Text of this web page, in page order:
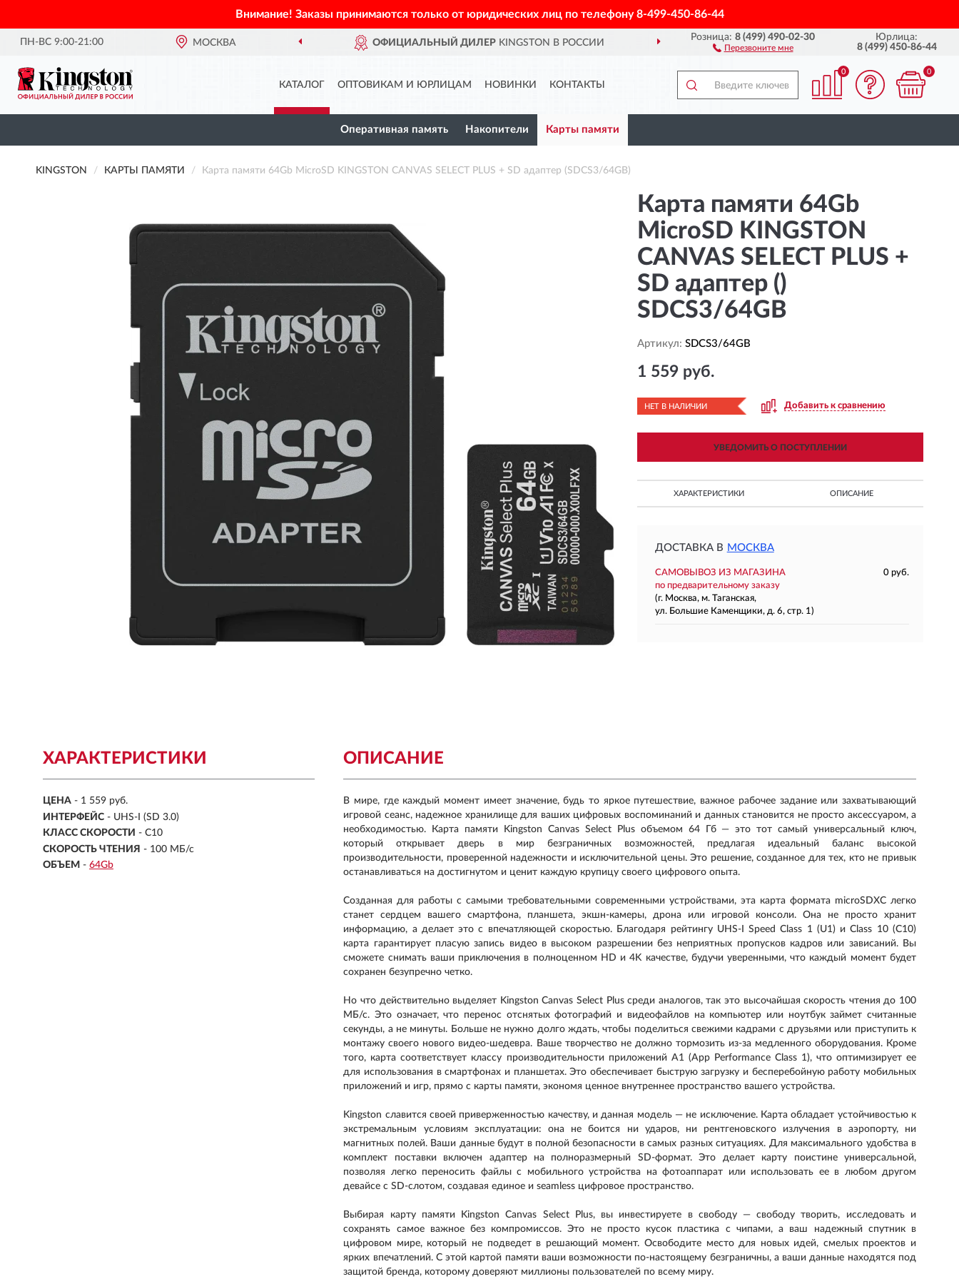
Внимание! Заказы принимаются только от юридических лиц по телефону8-499-450-86-44
ПН-ВС 9:00-21:00 МОСКВА ОФИЦИАЛЬНЫЙ ДИЛЕРKINGSTON В РОССИИ ДОСТАВИМ ПО ВСЕЙ РОССИИ
Розница:8 (499) 490-02-30
Перезвоните мне
Юрлица:
8 (499) 450-86-44
КАТАЛОГ ОПТОВИКАМ И ЮРЛИЦАМ НОВИНКИ КОНТАКТЫ
0 0
Оперативная память Накопители Карты памяти
KINGSTON КАРТЫ ПАМЯТИ Карта памяти 64Gb MicroSD KINGSTON CANVAS SELECT PLUS + SD адаптер (SDCS3/64GB)
Карта памяти 64Gb
MicroSD KINGSTON
CANVAS SELECT PLUS +
SD адаптер ()
SDCS3/64GB
Артикул: SDCS3/64GB
1 559 руб.
НЕТ В НАЛИЧИИ Добавить к сравнению
УВЕДОМИТЬ О ПОСТУПЛЕНИИ
ХАРАКТЕРИСТИКИ ОПИСАНИЕ
ДОСТАВКА В МОСКВА
САМОВЫВОЗ ИЗ МАГАЗИНА
0 руб.
по предварительному заказу
(г. Москва, м. Таганская,
ул. Большие Каменщики, д. 6, стр. 1)
ХАРАКТЕРИСТИКИ
ЦЕНА - 1 559 руб.
ИНТЕРФЕЙС - UHS-I (SD 3.0)
КЛАСС СКОРОСТИ - C10
СКОРОСТЬ ЧТЕНИЯ - 100 МБ/с
ОБЪЕМ - 64Gb
ОПИСАНИЕ
В мире, где каждый момент имеет значение, будь то яркое путешествие, важное рабочее задание или захватывающий
игровой сеанс, надежное хранилище для ваших цифровых воспоминаний и данных становится не просто аксессуаром, а
необходимостью. Карта памяти Kingston Canvas Select Plus объемом 64 Гб — это тот самый универсальный ключ,
который открывает дверь в мир безграничных возможностей, предлагая идеальный баланс высокой
производительности, проверенной надежности и исключительной цены. Это решение, созданное для тех, кто не привык
останавливаться на достигнутом и ценит каждую крупицу своего цифрового опыта.
Созданная для работы с самыми требовательными современными устройствами, эта карта формата microSDXC легко
станет сердцем вашего смартфона, планшета, экшн-камеры, дрона или игровой консоли. Она не просто хранит
информацию, а делает это с впечатляющей скоростью. Благодаря рейтингу UHS-I Speed Class 1 (U1) и Class 10 (C10)
карта гарантирует пласую запись видео в высоком разрешении без неприятных пропусков кадров или зависаний. Вы
сможете снимать ваши приключения в полноценном HD и 4K качестве, будучи уверенными, что каждый момент будет
сохранен безупречно четко.
Но что действительно выделяет Kingston Canvas Select Plus среди аналогов, так это высочайшая скорость чтения до 100
МБ/с. Это означает, что перенос отснятых фотографий и видеофайлов на компьютер или ноутбук займет считанные
секунды, а не минуты. Больше не нужно долго ждать, чтобы поделиться свежими кадрами с друзьями или приступить к
монтажу своего нового видео-шедевра. Ваше творчество не должно тормозить из-за медленного оборудования. Кроме
того, карта соответствует классу производительности приложений A1 (App Performance Class 1), что оптимизирует ее
для использования в смартфонах и планшетах. Это обеспечивает быструю загрузку и бесперебойную работу мобильных
приложений и игр, прямо с карты памяти, экономя ценное внутреннее пространство вашего устройства.
Kingston славится своей приверженностью качеству, и данная модель — не исключение. Карта обладает устойчивостью к
экстремальным условиям эксплуатации: она не боится ни ударов, ни рентгеновского излучения в аэропорту, ни
магнитных полей. Ваши данные будут в полной безопасности в самых разных ситуациях. Для максимального удобства в
комплект поставки включен адаптер на полноразмерный SD-формат. Это делает карту поистине универсальной,
позволяя легко переносить файлы с мобильного устройства на фотоаппарат или использовать ее в любом другом
девайсе с SD-слотом, создавая единое и seamless цифровое пространство.
Выбирая карту памяти Kingston Canvas Select Plus, вы инвестируете в свободу — свободу творить, исследовать и
сохранять самое важное без компромиссов. Это не просто кусок пластика с чипами, а ваш надежный спутник в
цифровом мире, который не подведет в решающий момент. Освободите место для новых идей, смелых проектов и
ярких впечатлений. С этой картой памяти ваши возможности по-настоящему безграничны, а ваши данные находятся под
защитой бренда, которому доверяют миллионы пользователей по всему миру.